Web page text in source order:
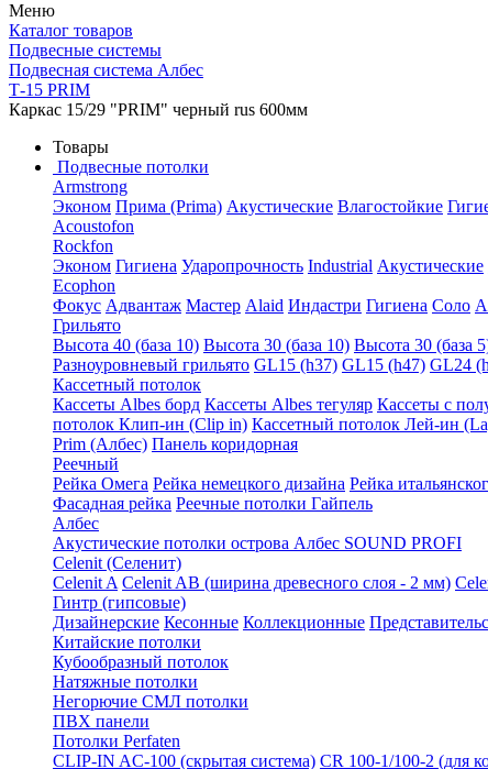
Меню
Каталог товаров
Подвесные системы
Подвесная система Албес
Т-15 PRIM
Каркас 15/29 "PRIM" черный rus 600мм
Товары
Подвесные потолки
Armstrong
Эконом Прима (Prima) Акустические Влагостойкие
Acoustofon
Rockfon
Эконом Гигиена Ударопрочность Industrial Акустические
Ecophon
Фокус Адвантаж Мастер Alaid Индастри Гигиена Соло
Грильято
Высота 40 (база 10) Высота 30 (база 10) Высота 30 (база
Разноуровневый грильято GL15 (h37) GL15 (h47) GL24
Кассетный потолок
Кассеты Albes борд Кассеты Albes тегуляр Кассеты с
потолок Клип-ин (Clip in) Кассетный потолок Лей-ин
Prim (Албес) Панель коридорная
Реечный
Рейка Омега Рейка немецкого дизайна Рейка
Фасадная рейка Реечные потолки Гайпель
Албес
Акустические потолки острова Албес SOUND PROFI
Celenit (Селенит)
Celenit A Celenit AB (ширина древесного слоя - 2 мм)
Гинтр (гипсовые)
Дизайнерские Кесонные Коллекционные
Китайские потолки
Кубообразный потолок
Натяжные потолки
Негорючие СМЛ потолки
ПВХ панели
Потолки Perfaten
CLIP-IN AC-100 (скрытая система) CR 100-1/100-2 (для